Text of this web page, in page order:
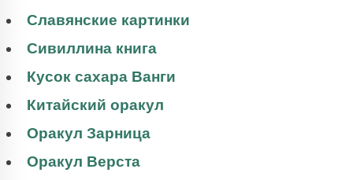
Славянские картинки
Сивиллина книга
Кусок сахара Ванги
Китайский оракул
Оракул Зарница
Оракул Верста